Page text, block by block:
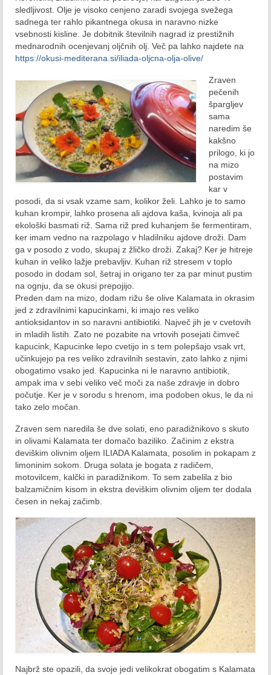
Marec 2019
April 2019
Junij 2019
Julij 2019
Avgust 2019
September 2019
Oktober 2019
November 2019
December 2019
Posebna oddaja december 2019
2020
Januar 2020
Februar 2020
Marec 2020
April 2020
Junij 2020
Julij 2020
Avgust 2020
September 2020
Oktober 2020
November 2020
December 2020
2021
Januar 2021
Februar 2021
sledljivost. Olje je visoko cenjeno zaradi svojega svežega
sadnega ter rahlo pikantnega okusa in naravno nizke
vsebnosti kisline. Je dobitnik številnih nagrad iz prestižnih
mednarodnih ocenjevanj oljčnih olj. Več pa lahko najdete na
https://okusi-mediterana.si/iliada-oljcna-olja-olive/
Zraven
pečenih
špargljev
sama
naredim še
kakšno
prilogo, ki jo
na mizo
postavim
kar v
posodi, da si vsak vzame sam, kolikor želi. Lahko je to samo
kuhan krompir, lahko prosena ali ajdova kaša, kvinoja ali pa
ekološki basmati riž. Sama riž pred kuhanjem še fermentiram,
ker imam vedno na razpolago v hladilniku ajdove droži. Dam
ga v posodo z vodo, skupaj z žličko droži. Zakaj? Ker je hitreje
kuhan in veliko lažje prebavljiv. Kuhan riž stresem v toplo
posodo in dodam sol, šetraj in origano ter za par minut pustim
na ognju, da se okusi prepojijo.
Preden dam na mizo, dodam rižu še olive Kalamata in okrasim
jed z zdravilnimi kapucinkami, ki imajo res veliko
antioksidantov in so naravni antibiotiki. Največ jih je v cvetovih
in mladih listih. Zato ne pozabite na vrtovih posejati čimveč
kapucink, Kapucinke lepo cvetijo in s tem polepšajo vsak vrt,
učinkujejo pa res veliko zdravilnih sestavin, zato lahko z njimi
obogatimo vsako jed. Kapucinka ni le naravno antibiotik,
ampak ima v sebi veliko več moči za naše zdravje in dobro
počutje. Ker je v sorodu s hrenom, ima podoben okus, le da ni
tako zelo močan.
Zraven sem naredila še dve solati, eno paradižnikovo s skuto
in olivami Kalamata ter domačo baziliko. Začinim z ekstra
deviškim olivnim oljem ILIADA Kalamata, posolim in pokapam z
limoninim sokom. Druga solata je bogata z radičem,
motovilcem, kalčki in paradižnikom. To sem zabelila z bio
balzamičnim kisom in ekstra deviškim olivnim oljem ter dodala
česen in nekaj začimb.
Najbrž ste opazili, da svoje jedi velikokrat obogatim s Kalamata